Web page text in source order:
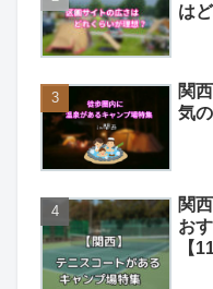
は
関
気
関
お
【